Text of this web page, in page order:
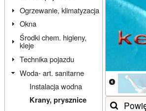
Ogrzewanie, klimatyzacja
Okna
Środki chem. higieny,
kleje
Technika pojazdu
Woda- art. sanitarne
Instalacja wodna
Krany, prysznice